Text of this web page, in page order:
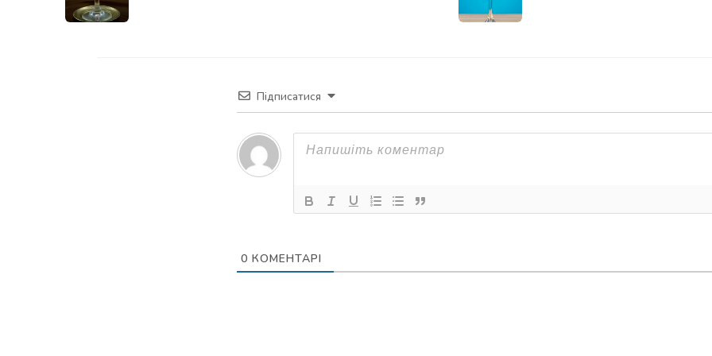
Підписатися
0 КОМЕНТАРІ